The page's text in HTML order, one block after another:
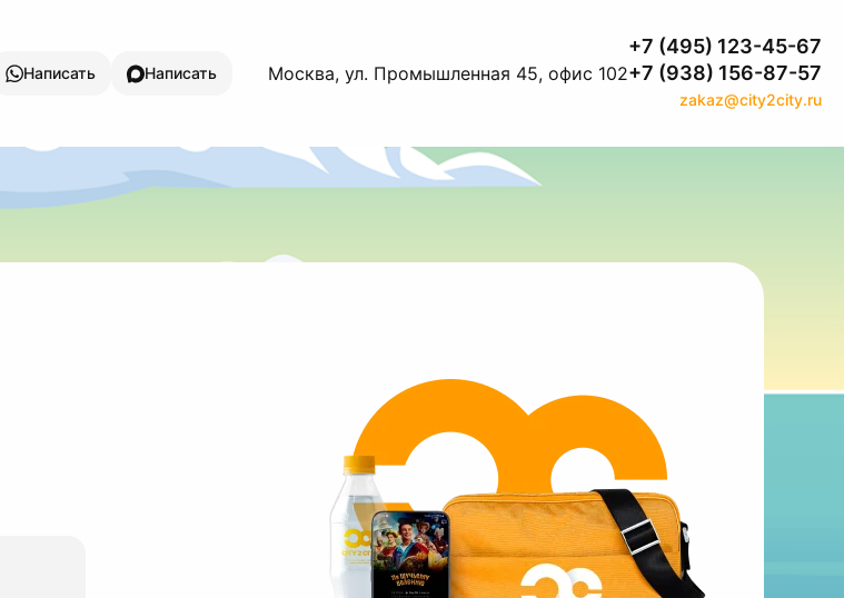
Написать Написать Москва, ул. Промышленная 45, офис 102
+7 (495) 123-45-67
+7 (938) 156-87-57
zakaz@city2city.ru